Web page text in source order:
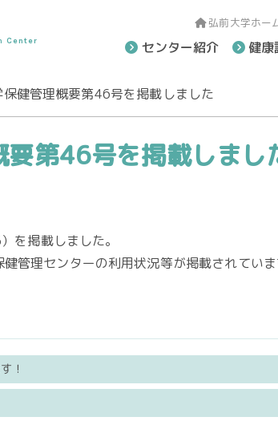
Center
弘前大学ホー
センター紹介 健
保健管理概要第46号を掲載しました
第46号を掲載しまし
を掲載しました。
管理センターの利用状況等が掲載されていま
！